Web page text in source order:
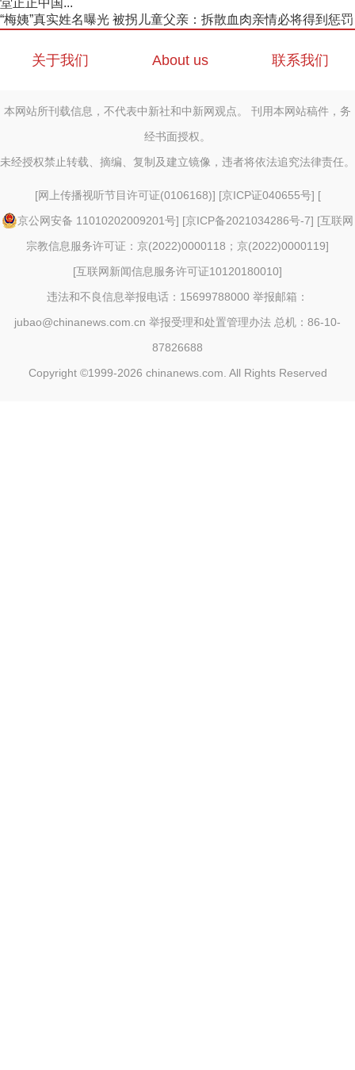
堂正正中国...
“梅姨”真实姓名曝光 被拐儿童父亲：拆散血肉亲情必将得到惩罚
关于我们 About us 联系我们
本网站所刊载信息，不代表中新社和中新网观点。 刊用本网站稿件，务
经书面授权。
未经授权禁止转载、摘编、复制及建立镜像，违者将依法追究法律责任。
[网上传播视听节目许可证(0106168)] [京ICP证040655号] [
京公网安备 11010202009201号] [京ICP备2021034286号-7] [互联网
宗教信息服务许可证：京(2022)0000118；京(2022)0000119]
[互联网新闻信息服务许可证10120180010]
违法和不良信息举报电话：15699788000 举报邮箱：
jubao@chinanews.com.cn 举报受理和处置管理办法 总机：86-10-
87826688
Copyright ©1999-2026 chinanews.com. All Rights Reserved